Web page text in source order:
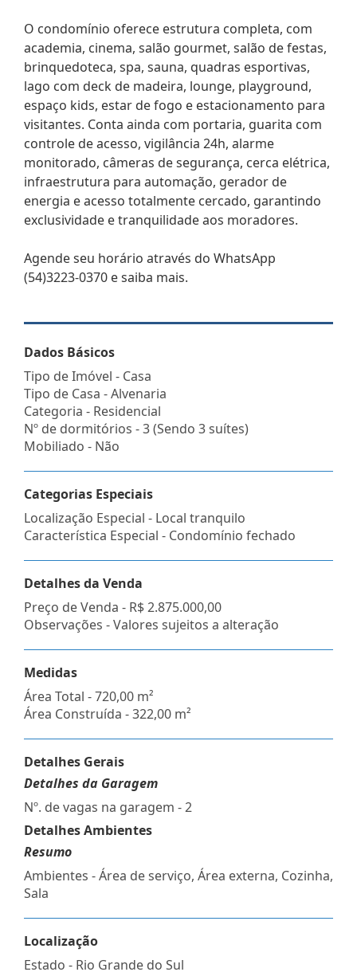
O condomínio oferece estrutura completa, com
academia, cinema, salão gourmet, salão de festas,
brinquedoteca, spa, sauna, quadras esportivas,
lago com deck de madeira, lounge, playground,
espaço kids, estar de fogo e estacionamento para
visitantes. Conta ainda com portaria, guarita com
controle de acesso, vigilância 24h, alarme
monitorado, câmeras de segurança, cerca elétrica,
infraestrutura para automação, gerador de
energia e acesso totalmente cercado, garantindo
exclusividade e tranquilidade aos moradores.
Agende seu horário através do WhatsApp
(54)3223-0370 e saiba mais.
Dados Básicos
Tipo de Imóvel - Casa
Tipo de Casa - Alvenaria
Categoria - Residencial
Nº de dormitórios - 3 (Sendo 3 suítes)
Mobiliado - Não
Categorias Especiais
Localização Especial - Local tranquilo
Característica Especial - Condomínio fechado
Detalhes da Venda
Preço de Venda - R$ 2.875.000,00
Observações - Valores sujeitos a alteração
Medidas
Área Total - 720,00 m²
Área Construída - 322,00 m²
Detalhes Gerais
Detalhes da Garagem
Nº. de vagas na garagem - 2
Detalhes Ambientes
Resumo
Ambientes - Área de serviço, Área externa, Cozinha,
Sala
Localização
Estado - Rio Grande do Sul